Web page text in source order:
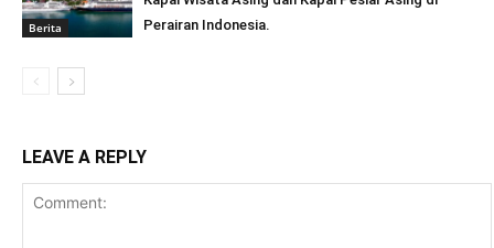
Berita
Perairan Indonesia.
LEAVE A REPLY